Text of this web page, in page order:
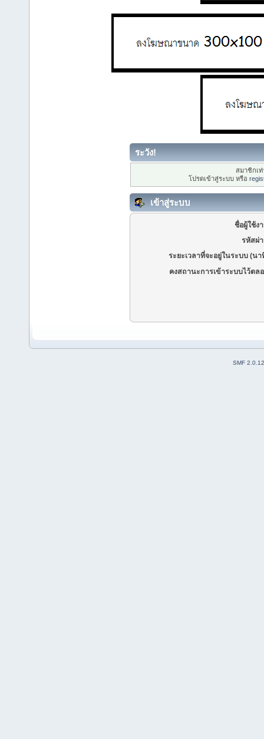
ระวัง!
สมาชิกเ
โปรดเข้าสู่ระบบ หรือ
เข้าสู่ระบบ
ชื่อผู้ใช้ง
รหัสผ่
ระยะเวลาที่จะอยู่ในระบบ (นา
คงสถานะการเข้าระบบไว้ตล
SMF 2.0.12